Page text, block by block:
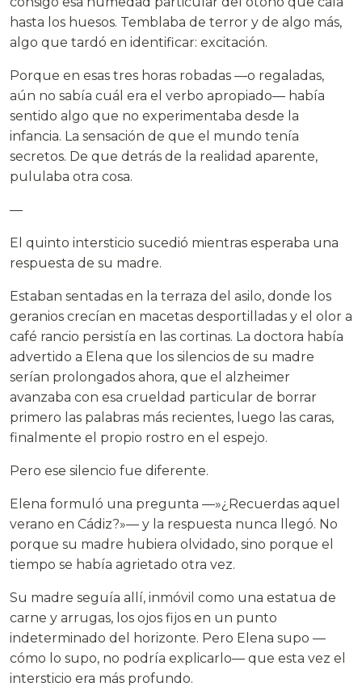
hasta los huesos. Temblaba de terror y de algo más,
algo que tardó en identificar: excitación.
Porque en esas tres horas robadas —o regaladas,
aún no sabía cuál era el verbo apropiado— había
sentido algo que no experimentaba desde la
infancia. La sensación de que el mundo tenía
secretos. De que detrás de la realidad aparente,
pululaba otra cosa.
—
El quinto intersticio sucedió mientras esperaba una
respuesta de su madre.
Estaban sentadas en la terraza del asilo, donde los
geranios crecían en macetas desportilladas y el olor a
café rancio persistía en las cortinas. La doctora había
advertido a Elena que los silencios de su madre
serían prolongados ahora, que el alzheimer
avanzaba con esa crueldad particular de borrar
primero las palabras más recientes, luego las caras,
finalmente el propio rostro en el espejo.
Pero ese silencio fue diferente.
Elena formuló una pregunta —»¿Recuerdas aquel
verano en Cádiz?»— y la respuesta nunca llegó. No
porque su madre hubiera olvidado, sino porque el
tiempo se había agrietado otra vez.
Su madre seguía allí, inmóvil como una estatua de
carne y arrugas, los ojos fijos en un punto
indeterminado del horizonte. Pero Elena supo —
cómo lo supo, no podría explicarlo— que esta vez el
intersticio era más profundo.